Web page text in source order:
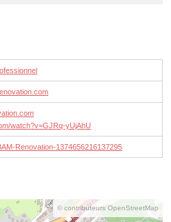
watch?v=GJRq-yUjAhU
Renovation-1374656216137295
© contributeurs OpenStreetMap